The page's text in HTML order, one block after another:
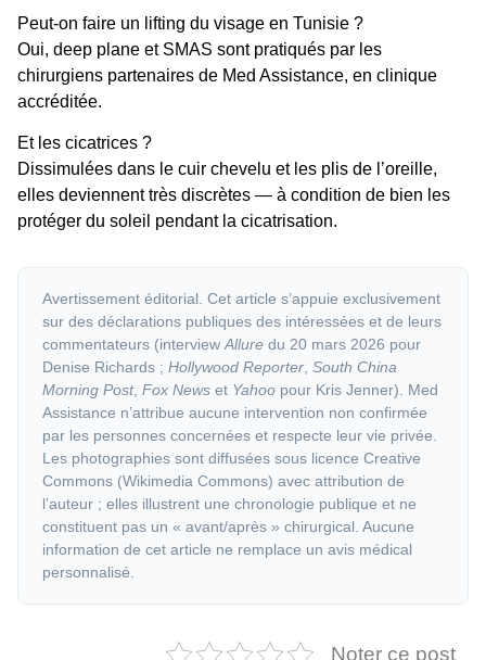
Peut-on faire un lifting du visage en Tunisie ?
Oui, deep plane et SMAS sont pratiqués par les
chirurgiens partenaires de Med Assistance, en clinique
accréditée.
Et les cicatrices ?
Dissimulées dans le cuir chevelu et les plis de l’oreille,
elles deviennent très discrètes — à condition de bien les
protéger du soleil pendant la cicatrisation.
Avertissement éditorial. Cet article s’appuie exclusivement
sur des déclarations publiques des intéressées et de leurs
commentateurs (interviewAllure du 20 mars 2026 pour
Denise Richards ; Hollywood Reporter, South China
Morning Post, Fox News et Yahoo pour Kris Jenner). Med
Assistance n’attribue aucune intervention non confirmée
par les personnes concernées et respecte leur vie privée.
Les photographies sont diffusées sous licence Creative
Commons (Wikimedia Commons) avec attribution de
l’auteur ; elles illustrent une chronologie publique et ne
constituent pas un « avant/après » chirurgical. Aucune
information de cet article ne remplace un avis médical
personnalisé.
Noter ce post